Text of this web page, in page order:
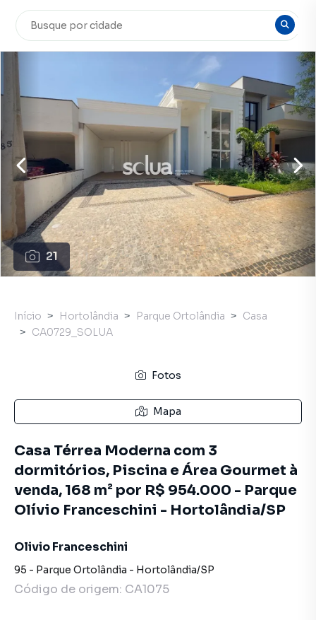
21
Início Hortolândia Parque Ortolândia
Casa
CA0729_SOLUA
Fotos
Mapa
Casa Térrea Moderna com 3
dormitórios, Piscina e Área Gourmet à
venda, 168 m² por R$ 954.000 - Parque
Olívio Franceschini - Hortolândia/SP
Olivio Franceschini
95 - Parque Ortolândia - Hortolândia/SP
Código de origem: CA1075